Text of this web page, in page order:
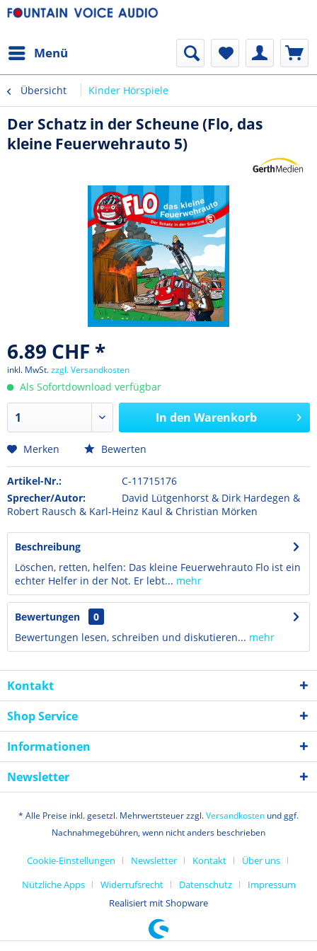
Menü
Übersicht Kinder Hörspiele
Der Schatz in der Scheune (Flo, das
kleine Feuerwehrauto 5)
6.89 CHF *
inkl. MwSt.zzgl. Versandkosten
Als Sofortdownload verfügbar
In den Warenkorb
Merken Bewerten
Artikel-Nr.:
C-11715176
Sprecher/Autor:
David Lütgenhorst & Dirk Hardegen &
Robert Rausch & Karl-Heinz Kaul & Christian Mörken
Beschreibung
Löschen, retten, helfen: Das kleine Feuerwehrauto Flo ist ein
echter Helfer in der Not. Er lebt... mehr
Bewertungen
0
Bewertungen lesen, schreiben und diskutieren... mehr
Kontakt
Shop Service
Informationen
Newsletter
* Alle Preise inkl. gesetzl. Mehrwertsteuer zzgl.Versandkosten und ggf.
Nachnahmegebühren, wenn nicht anders beschrieben
Cookie-Einstellungen Newsletter Kontakt
Über uns
Nützliche Apps
Widerrufsrecht Datenschutz
Impressum
Realisiert mit Shopware